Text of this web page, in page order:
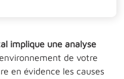
implique une analyse
de votre
en évidence les causes